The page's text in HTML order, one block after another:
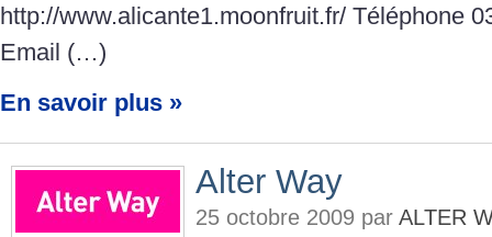
http://www.alicante1.moonfruit.fr/ Téléphone
Email (…)
En savoir plus »
Alter Way
25 octobre 2009 par ALTER